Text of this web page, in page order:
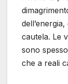
cautela. Le
sono
che a reali